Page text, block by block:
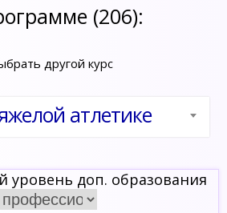
(206):
другой курс
атлетике
уровень доп. образования